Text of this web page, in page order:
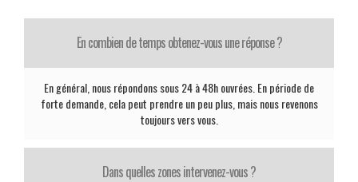
En combien de temps obtenez-vous une réponse ?
En général, nous répondons sous 24 à 48h ouvrées. En période de
forte demande, cela peut prendre un peu plus, mais nous revenons
toujours vers vous.
Dans quelles zones intervenez-vous ?